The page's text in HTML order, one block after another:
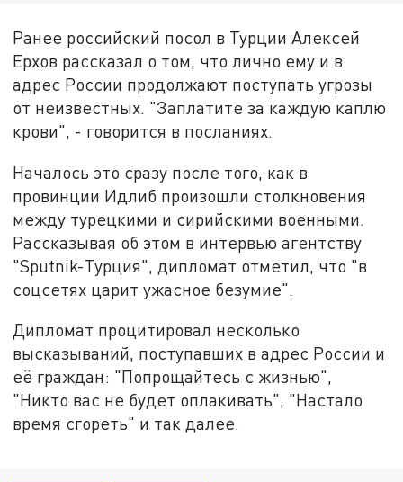
Ранее российский посол в Турции Алексей
Ерхов рассказал о том, что лично ему и в
адрес России продолжают поступать угрозы
от неизвестных. "Заплатите за каждую каплю
крови", - говорится в посланиях.
Началось это сразу после того, как в
провинции Идлиб произошли столкновения
между турецкими и сирийскими военными.
Рассказывая об этом в интервью агентству
"Sputnik-Турция", дипломат отметил, что "в
соцсетях царит ужасное безумие".
Дипломат процитировал несколько
высказываний, поступавших в адрес России и
её граждан: "Попрощайтесь с жизнью",
"Никто вас не будет оплакивать", "Настало
время сгореть" и так далее.